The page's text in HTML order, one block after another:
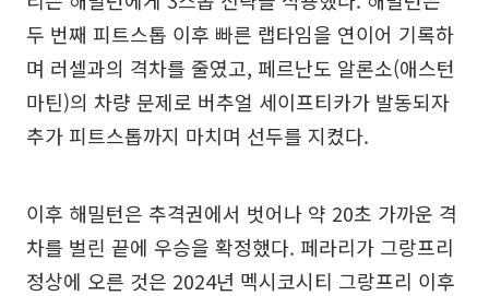
두 번째 피트스톱 이후 빠른 랩타임을 연이어 기록하
며 러셀과의 격차를 줄였고, 페르난도 알론소(애스턴
마틴)의 차량 문제로 버추얼 세이프티카가 발동되자
추가 피트스톱까지 마치며 선두를 지켰다.
이후 해밀턴은 추격권에서 벗어나 약 20초 가까운 격
차를 벌린 끝에 우승을 확정했다. 페라리가 그랑프리
정상에 오른 것은 2024년 멕시코시티 그랑프리 이후